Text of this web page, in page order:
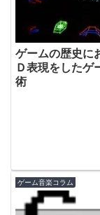
ゲームの歴史に
Ｄ表現をしたゲ
術
ゲーム音楽コラム